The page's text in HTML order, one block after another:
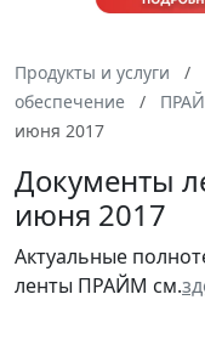
Продукты и услуги
обеспечение
июня 2017
Документы
июня 2017
Актуальные
ленты ПРАЙМ см.